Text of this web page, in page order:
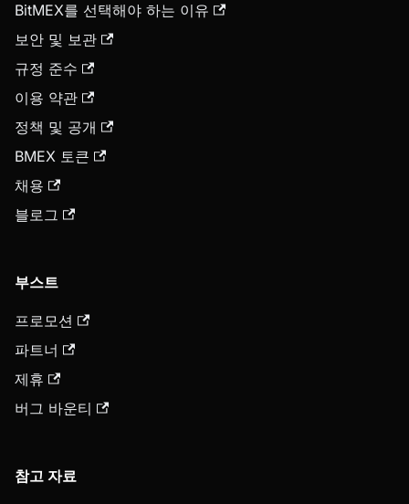
BitMEX를 선택해야 하는 이유
보안 및 보관
규정 준수
이용 약관
정책 및 공개
BMEX 토큰
채용
블로그
부스트
프로모션
파트너
제휴
버그 바운티
참고 자료